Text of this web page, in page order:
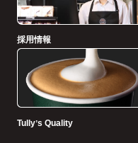
採用情報
Tullyʼs Quality